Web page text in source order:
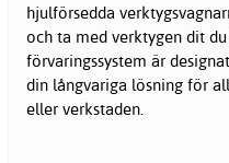
hjulförsedda
och ta med verktygen dit
förvaringssystem är
din långvariga lösning för
eller verkstaden.